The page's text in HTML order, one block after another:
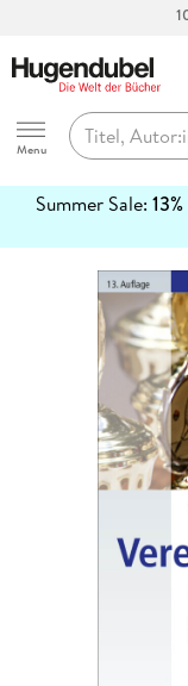
Hugendubel
Menu
Summer Sale:
erfahren